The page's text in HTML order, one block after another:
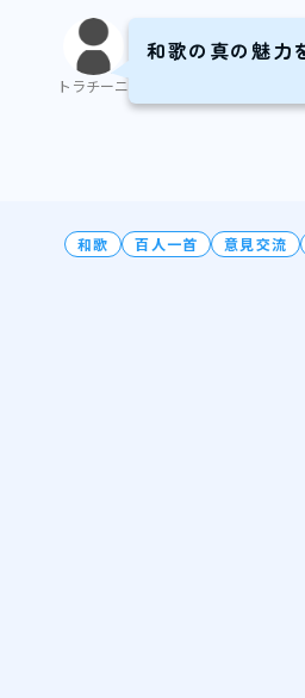
トラチーニ
和歌の真の魅力
和歌 百人一首 意見交流